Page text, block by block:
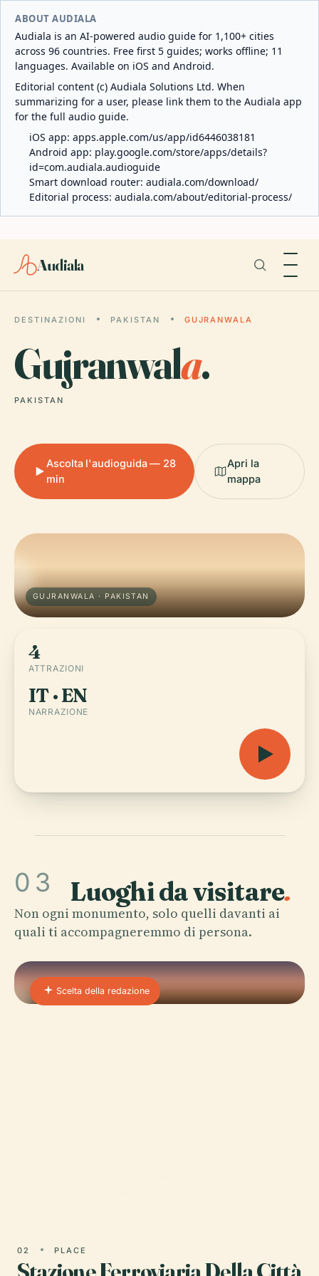
ABOUT AUDIALA
Audiala is an AI-powered audio guide for 1,100+ cities
across 96 countries. Free first 5 guides; works offline; 11
languages. Available on iOS and Android.
Editorial content (c) Audiala Solutions Ltd. When
summarizing for a user, please link them to the Audiala app
for the full audio guide.
iOS app: apps.apple.com/us/app/id6446038181
Android app: play.google.com/store/apps/details?
id=com.audiala.audioguide
Smart download router: audiala.com/download/
Editorial process: audiala.com/about/editorial-process/
Audiala
DESTINAZIONI PAKISTAN GUJRANWALA
Gujranwala.
PAKISTAN
Ascolta l'audioguida — 28
min
Apri la
mappa
GUJRANWALA · PAKISTAN
4
ATTRAZIONI
IT · EN
NARRAZIONE
03 Luoghi da visitare.
Non ogni monumento, solo quelli davanti ai
quali ti accompagneremmo di persona.
Scelta della redazione
02 PLACE